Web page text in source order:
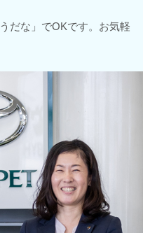
だな」でOKです。お気軽